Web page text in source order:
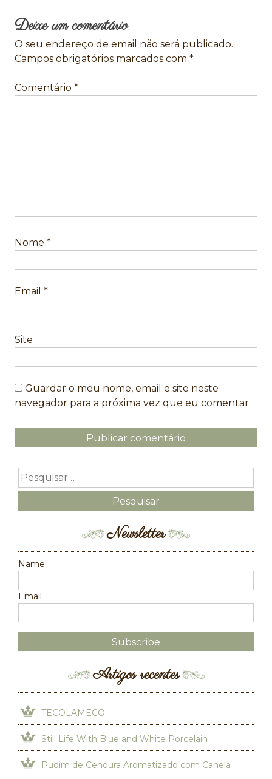
artigos
Deixe um comentário
O seu endereço de email não será publicado.
Campos obrigatórios marcados com *
Comentário *
Nome *
Email *
Site
Guardar o meu nome, email e site neste
navegador para a próxima vez que eu comentar.
Newsletter
Name
Email
Artigos recentes
TECOLAMECO
Still Life With Blue and White Porcelain
Pudim de Cenoura Aromatizado com Canela